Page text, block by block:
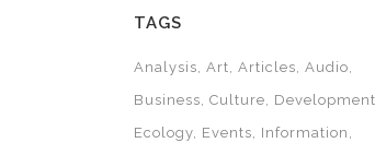
TAGS
Analysis Art Articles Audio
Business Culture
Development
Ecology Events
Information